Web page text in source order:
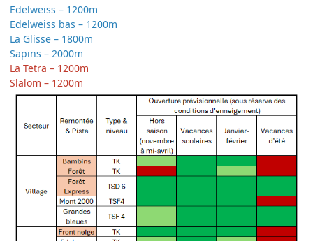
Edelweiss – 1200m
Edelweiss bas – 1200m
La Glisse – 1800m
Sapins – 2000m
La Tetra – 1200m
Slalom – 1200m